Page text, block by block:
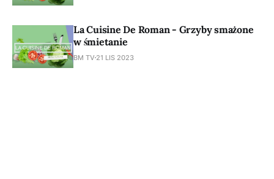
La Cuisine De Roman - Grzyby smażone
w śmietanie
BM TV 21 LIS 2023